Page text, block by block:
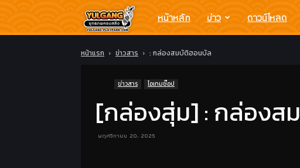
Yulgang
โย
วกัง
ยุทธ
หน้าหลัก ข่าว ดาวน์โหลด
หน้าแรก ข่าวสาร : กล่องสมบัติฮอนบัล
ข่าวสาร ไอเทมช๊อป
[กล่องสุ่ม] : กล่องส
พฤศจิกายน 20, 2025